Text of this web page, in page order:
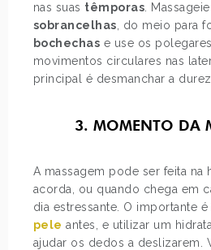
nas suas têmporas .
sobrancelhas , do meio para
bochechas e use os
movimentos circulares nas
principal é desmanchar a
3. MOMENTO DA
A massagem pode ser feita na
acorda, ou quando chega em
dia estressante. O importante é
pele antes, e utilizar um
ajudar os dedos a deslizarem.